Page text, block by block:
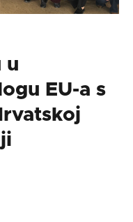
u
EU-a s